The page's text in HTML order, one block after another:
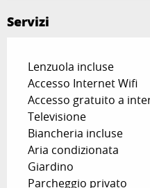
Servizi
Lenzuola incluse
Accesso Internet Wifi
Accesso gratuito a
Televisione
Biancheria incluse
Aria condizionata
Giardino
Parcheggio privato